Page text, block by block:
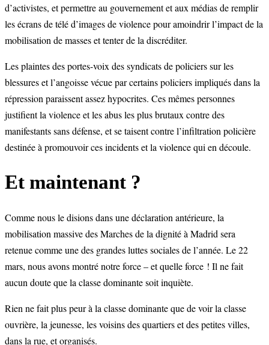
d’activistes, et permettre au gouvernement et aux médias de remplir
les écrans de télé d’images de violence pour amoindrir l’impact de la
mobilisation de masses et tenter de la discréditer.
Les plaintes des portes-voix des syndicats de policiers sur les
blessures et l’angoisse vécue par certains policiers impliqués dans la
répression paraissent assez hypocrites. Ces mêmes personnes
justifient la violence et les abus les plus brutaux contre des
manifestants sans défense, et se taisent contre l’infiltration policière
destinée à promouvoir ces incidents et la violence qui en découle.
Et maintenant ?
Comme nous le disions dans une déclaration antérieure, la
mobilisation massive des Marches de la dignité à Madrid sera
retenue comme une des grandes luttes sociales de l’année. Le 22
mars, nous avons montré notre force – et quelle force ! Il ne fait
aucun doute que la classe dominante soit inquiète.
Rien ne fait plus peur à la classe dominante que de voir la classe
ouvrière, la jeunesse, les voisins des quartiers et des petites villes,
dans la rue, et organisés.